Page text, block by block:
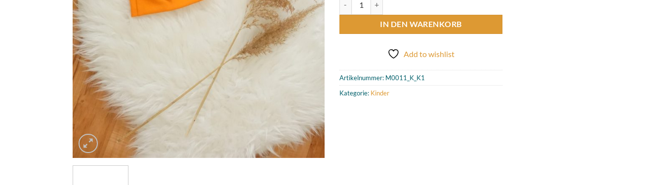
IN DEN WARENKORB
Add to wishlist
Artikelnummer: M0011_K_K1
Kategorie: Kinder